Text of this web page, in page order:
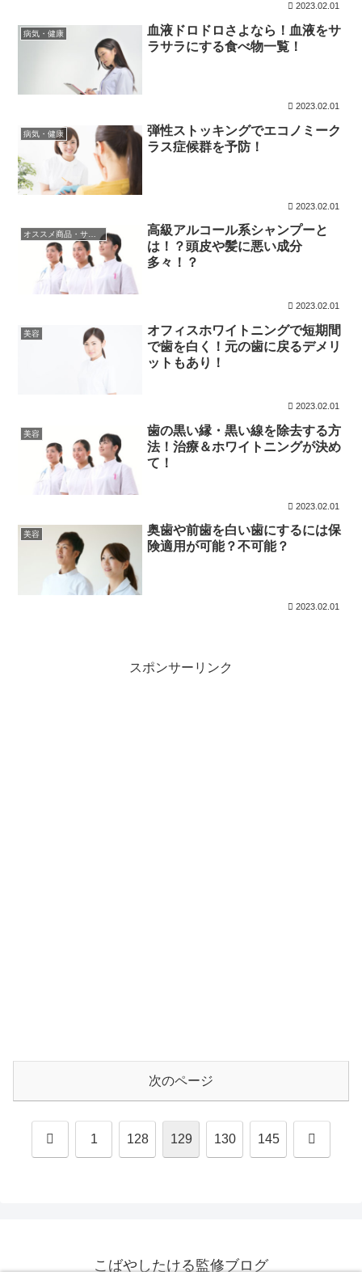
2023.02.01
病気・健康
血液ドロドロさよなら！血液をサ
ラサラにする食べ物一覧！
2023.02.01
病気・健康
弾性ストッキングでエコノミーク
ラス症候群を予防！
2023.02.01
オススメ商品・サービス
高級アルコール系シャンプーと
は！？頭皮や髪に悪い成分
多々！？
2023.02.01
美容
オフィスホワイトニングで短期間
で歯を白く！元の歯に戻るデメリ
ットもあり！
2023.02.01
美容
歯の黒い縁・黒い線を除去する方
法！治療＆ホワイトニングが決め
て！
2023.02.01
美容
奥歯や前歯を白い歯にするには保
険適用が可能？不可能？
2023.02.01
スポンサーリンク
次のページ
前 1 128 129 130 145 次
こばやしたける監修ブログ